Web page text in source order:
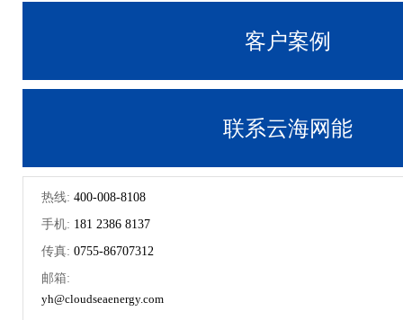
客户案例
联系云海网能
热线: 400-008-8108
手机: 181 2386 8137
传真: 0755-86707312
邮箱:
yh@cloudseaenergy.com